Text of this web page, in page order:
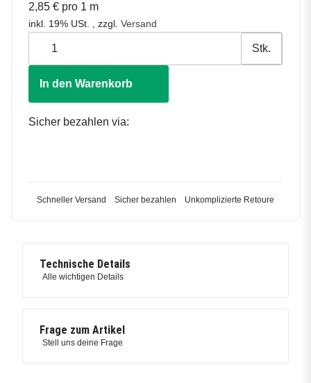
2,85 € pro 1 m
inkl. 19% USt. , zzgl. Versand
Stk.
In den Warenkorb
Sicher bezahlen via:
Schneller Versand Sicher bezahlen Unkomplizierte Retoure
Technische Details
Alle wichtigen Details
Frage zum Artikel
Stell uns deine Frage